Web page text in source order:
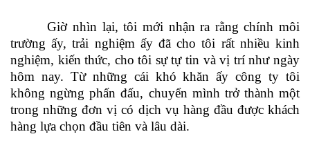
Giờ nhìn lại, tôi mới nhận ra rằng chính môi
trường ấy, trải nghiệm ấy đã cho tôi rất nhiều kinh
nghiệm, kiến thức, cho tôi sự tự tin và vị trí như ngày
hôm nay. Từ những cái khó khăn ấy công ty tôi
không ngừng phấn đấu, chuyển mình trở thành một
trong những đơn vị có dịch vụ hàng đầu được khách
hàng lựa chọn đầu tiên và lâu dài.